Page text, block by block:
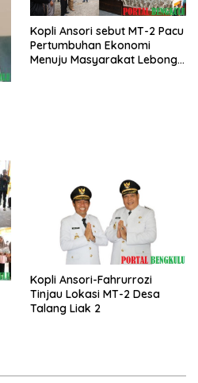
Kopli Ansori sebut MT-2 Pacu
Pertumbuhan Ekonomi
Menuju Masyarakat Lebong
Kopli Ansori-Fahrurrozi
Tinjau Lokasi MT-2 Desa
Talang Liak 2